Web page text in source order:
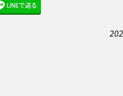
LINEで送る